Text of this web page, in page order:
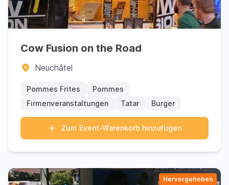
Cow Fusion on the Road
Neuchâtel
Pommes Frites
Pommes
Firmenveranstaltungen
Tatar Burger
Zum Event-Warenkorb hinzufügen
Hervorgehoben